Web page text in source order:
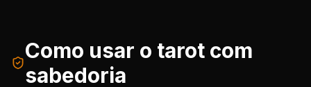
Como usar o tarot com
sabedoria